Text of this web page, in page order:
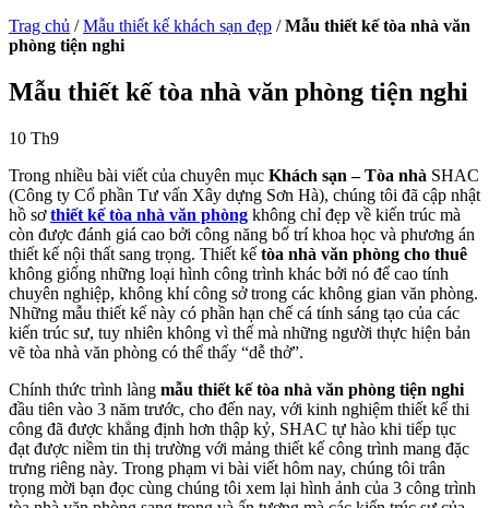
Trag chủ /Mẫu thiết kế khách sạn đẹp /Mẫu thiết kế tòa nhà văn
phòng tiện nghi
Mẫu thiết kế tòa nhà văn phòng tiện nghi
10 Th9
Trong nhiều bài viết của chuyên mục Khách sạn – Tòa nhà SHAC
(Công ty Cổ phần Tư vấn Xây dựng Sơn Hà), chúng tôi đã cập nhật
hồ sơthiết kế tòa nhà văn phòng không chỉ đẹp về kiến trúc mà
còn được đánh giá cao bởi công năng bố trí khoa học và phương án
thiết kế nội thất sang trọng. Thiết kế tòa nhà văn phòng cho thuê
không giống những loại hình công trình khác bởi nó để cao tính
chuyên nghiệp, không khí công sở trong các không gian văn phòng.
Những mẫu thiết kế này có phần hạn chế cá tính sáng tạo của các
kiến trúc sư, tuy nhiên không vì thế mà những người thực hiện bản
vẽ tòa nhà văn phòng có thể thấy “dễ thở”.
Chính thức trình làng mẫu thiết kế tòa nhà văn phòng tiện nghi
đầu tiên vào 3 năm trước, cho đến nay, với kinh nghiệm thiết kế thi
công đã được khẳng định hơn thập kỷ, SHAC tự hào khi tiếp tục
đạt được niềm tin thị trường với mảng thiết kế công trình mang đặc
trưng riêng này. Trong phạm vi bài viết hôm nay, chúng tôi trân
trọng mời bạn đọc cùng chúng tôi xem lại hình ảnh của 3 công trình